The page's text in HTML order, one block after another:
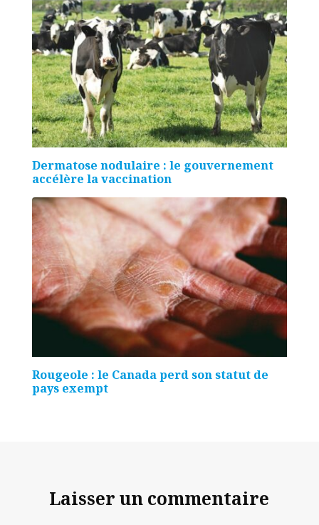
Dermatose nodulaire : le gouvernement
accélère la vaccination
Rougeole : le Canada perd son statut de
pays exempt
Laisser un commentaire